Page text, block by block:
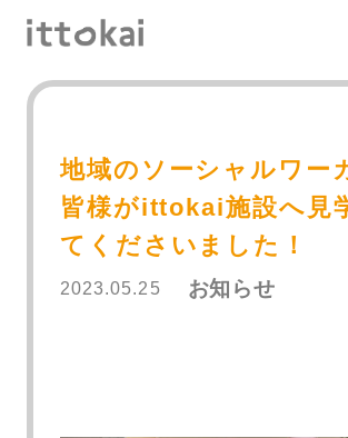
地域のソーシャルワー
皆様がittokai施設へ見
てくださいました！
2023.05.25 お知らせ